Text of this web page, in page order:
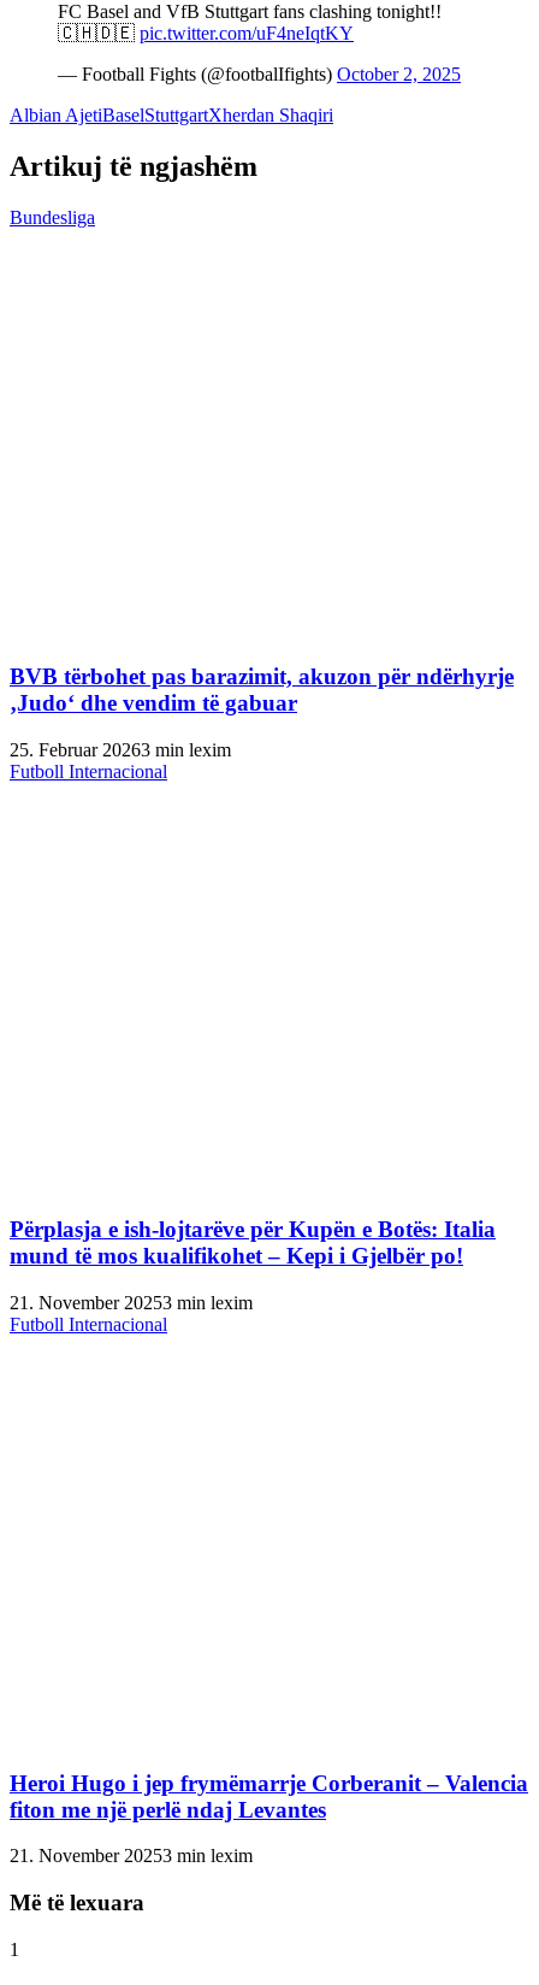
FC Basel and VfB Stuttgart fans clashing tonight!!
🇨🇭🇩🇪 pic.twitter.com/uF4neIqtKY
— Football Fights (@footbalIfights) October 2, 2025
Albian AjetiBaselStuttgartXherdan Shaqiri
Artikuj të ngjashëm
Bundesliga
BVB tërbohet pas barazimit, akuzon për ndërhyrje
‚Judo‘ dhe vendim të gabuar
25. Februar 20263 min lexim
Futboll Internacional
Përplasja e ish-lojtarëve për Kupën e Botës: Italia
mund të mos kualifikohet – Kepi i Gjelbër po!
21. November 20253 min lexim
Futboll Internacional
Heroi Hugo i jep frymëmarrje Corberanit – Valencia
fiton me një perlë ndaj Levantes
21. November 20253 min lexim
Më të lexuara
1